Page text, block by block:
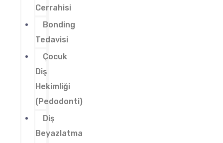
Cerrahisi
Bonding
Tedavisi
Çocuk
Diş
Hekimliği
(Pedodonti)
Diş
Beyazlatma